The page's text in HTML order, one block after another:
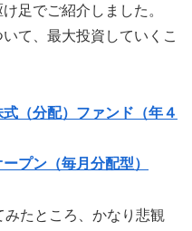
足でご紹介しました。
て、最大投資していくこ
（分配）ファンド（年４
プン（毎月分配型）
たところ、かなり悲観